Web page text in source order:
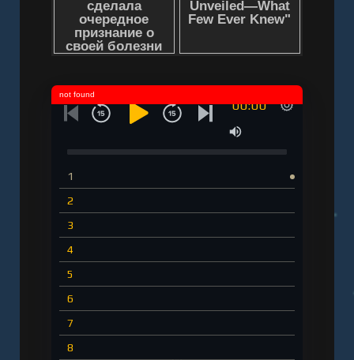
всегда получать максимум удовольствия -
Полина Девочкина" онлайн бесплатно без
00:00
1
2
3
4
5
6
7
8
not found